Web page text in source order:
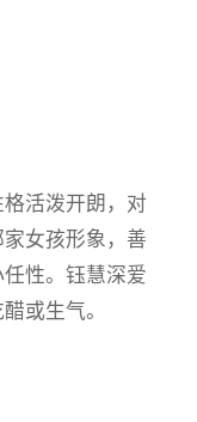
活泼开朗，对
女孩形象，善
性。钰慧深爱
或生气。